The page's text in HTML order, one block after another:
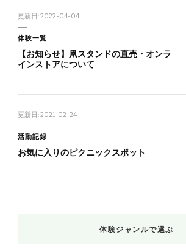
更新日:2022-04-04
体験一覧
【お知らせ】凧スタンドの直売・オンラ
インストアについて
更新日:2021-02-24
活動記録
お気に入りのピクニックスポット
体験ジャンルで選ぶ